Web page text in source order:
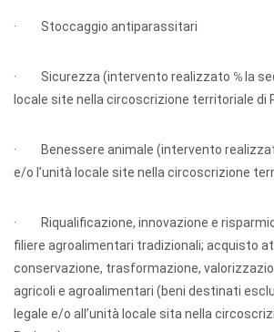
· Stoccaggio antiparassitari
· Sicurezza (intervento realizzato ℅ la
locale site nella circoscrizione territoriale di
· Benessere animale (intervento
e/o l’unità locale site nella circoscrizione
· Riqualificazione, innovazione e
filiere agroalimentari tradizionali; acquisto
conservazione, trasformazione,
agricoli e agroalimentari (beni destinati
legale e/o all’unità locale sita nella